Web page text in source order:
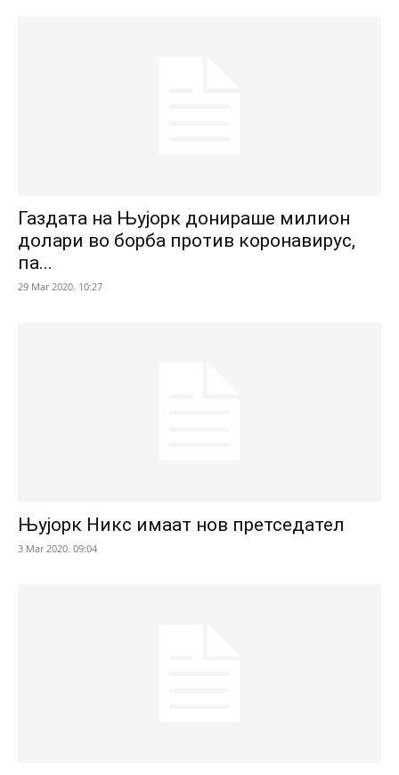
Газдата на Њујорк донираше милион
долари во борба против коронавирус,
па...
29 Mar 2020. 10:27
Њујорк Никс имаат нов претседател
3 Mar 2020. 09:04